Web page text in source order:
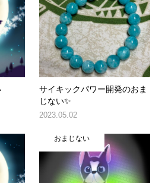
サイキックパワー開発のおま
じない✨
2023.05.02
おまじない